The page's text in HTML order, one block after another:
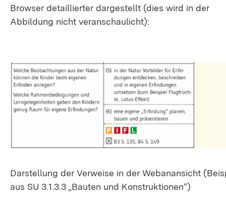
Brow­ser de­tail­lier­ter dar­ge­stellt (dies wird in der
Ab­bil­dung nicht ver­an­schau­licht):
Dar­stel­lung der Ver­wei­se in der Webanan­sicht
aus SU 3.1.3.3 „Bau­ten und Kon­struk­tio­nen“)